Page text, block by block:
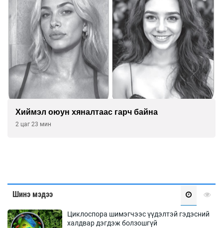
Хиймэл оюун хяналтаас гарч байна
2 цаг 23 мин
Шинэ мэдээ
Циклоспора шимэгчээс үүдэлтэй гэдэсний
халдвар дэгдэж болзошгүй